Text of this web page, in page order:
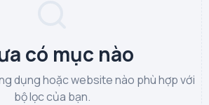
có mục nào
dụng hoặc website nào phù hợp với
bộ lọc của bạn.